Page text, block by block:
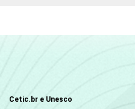
Cetic.br e Unesco